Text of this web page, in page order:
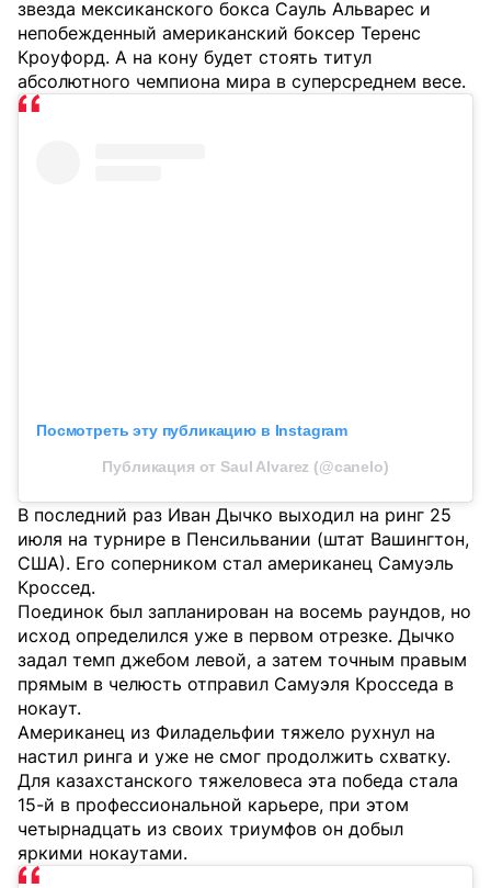
звезда мексиканского бокса Сауль Альварес и
непобежденный американский боксер Теренс
Кроуфорд. А на кону будет стоять титул
абсолютного чемпиона мира в суперсреднем весе.
Посмотреть эту публикацию в Instagram
Публикация от Saul Alvarez (@canelo)
В последний раз Иван Дычко выходил на ринг 25
июля на турнире в Пенсильвании (штат Вашингтон,
США). Его соперником стал американец Самуэль
Кроссед.
Поединок был запланирован на восемь раундов, но
исход определился уже в первом отрезке. Дычко
задал темп джебом левой, а затем точным правым
прямым в челюсть отправил Самуэля Кросседа в
нокаут.
Американец из Филадельфии тяжело рухнул на
настил ринга и уже не смог продолжить схватку.
Для казахстанского тяжеловеса эта победа стала
15-й в профессиональной карьере, при этом
четырнадцать из своих триумфов он добыл
яркими нокаутами.